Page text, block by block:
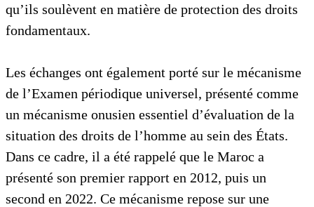
qu’ils soulèvent en matière de protection des droits
fondamentaux.
Les échanges ont également porté sur le mécanisme
de l’Examen périodique universel, présenté comme
un mécanisme onusien essentiel d’évaluation de la
situation des droits de l’homme au sein des États.
Dans ce cadre, il a été rappelé que le Maroc a
présenté son premier rapport en 2012, puis un
second en 2022. Ce mécanisme repose sur une